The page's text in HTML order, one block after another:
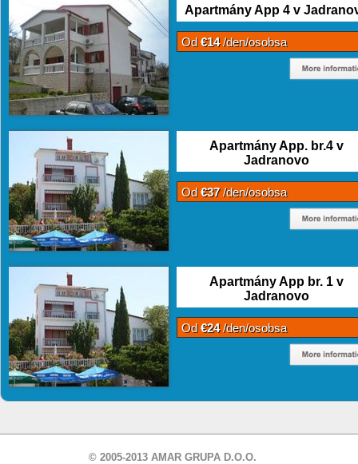
Apartmány App 4 v
Od€14/den/osobsa
Apartmány App. br.4 v
Jadranovo
Od€37/den/osobsa
Apartmány App br. 1 v
Jadranovo
Od€24/den/osobsa
© 2005-2013 AMAR GRUPA D.O.O.